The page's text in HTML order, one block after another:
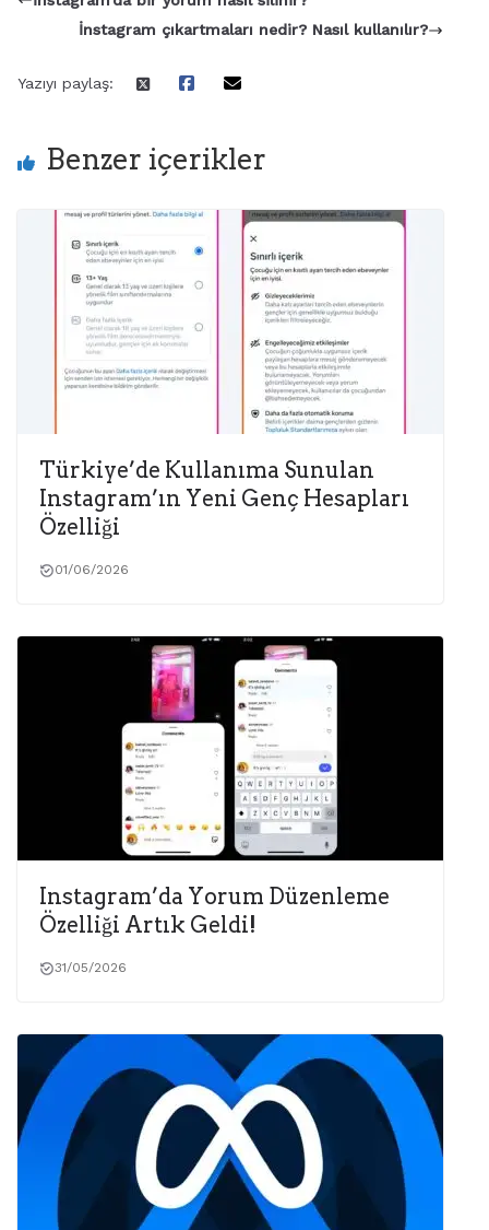
İnstagram çıkartmaları nedir? Nasıl kullanılır?
Yazıyı paylaş:
Benzer içerikler
Türkiye’de Kullanıma Sunulan
Instagram’ın Yeni Genç Hesapları
Özelliği
01/06/2026
Instagram’da Yorum Düzenleme
Özelliği Artık Geldi!
31/05/2026